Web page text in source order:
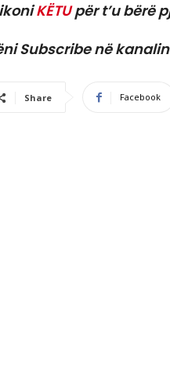
KËTUpër t’u bërë
Subscribe në
Share Facebook